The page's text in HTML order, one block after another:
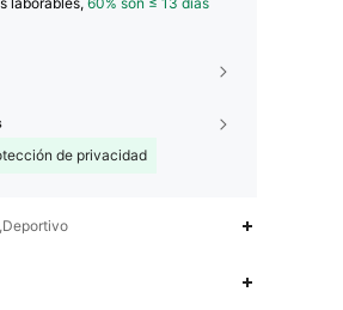
de privacidad